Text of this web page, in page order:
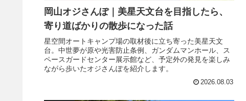
岡山オジさんぽ｜美星天文台を目指したら、
寄り道ばかりの散歩になった話
星空間オートキャンプ場の取材後に立ち寄った美星天文
台。中世夢が原や光害防止条例、ガンダムマンホール、ス
ペースガードセンター展示館など、予定外の発見を楽しみ
ながら歩いたオジさんぽを紹介します。
2026.08.03